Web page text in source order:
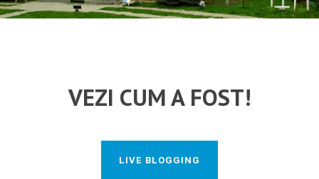
VEZI CUM A FOST!
LIVE BLOGGING